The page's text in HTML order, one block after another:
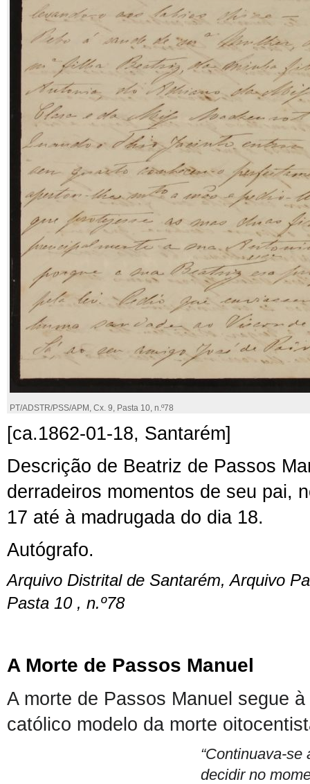
PT/ADSTR/PSS/APM, Cx. 9, Pasta 10, n.º78
[ca.1862-01-18, Santarém]
Descrição de Beatriz de Passos
derradeiros momentos de seu pai,
17 até à madrugada do dia 18.
Autógrafo.
Arquivo Distrital de Santarém, Arquivo
Pasta 10 , n.º78
A Morte de Passos Manuel
A morte de Passos Manuel segue
católico modelo da morte
“Continuava-se
decidir no